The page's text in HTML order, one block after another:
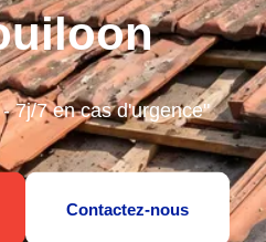
7j/7 en cas d'urgence"
Contactez-nous